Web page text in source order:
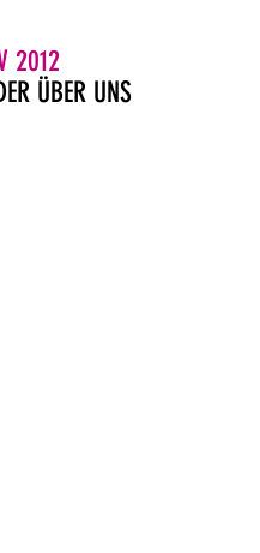
2012
ÜBER UNS